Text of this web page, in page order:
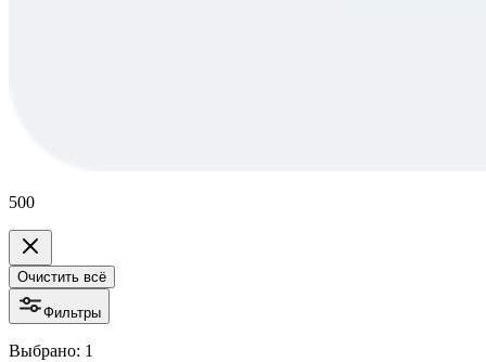
500
Очистить всё
Фильтры
Выбрано: 1